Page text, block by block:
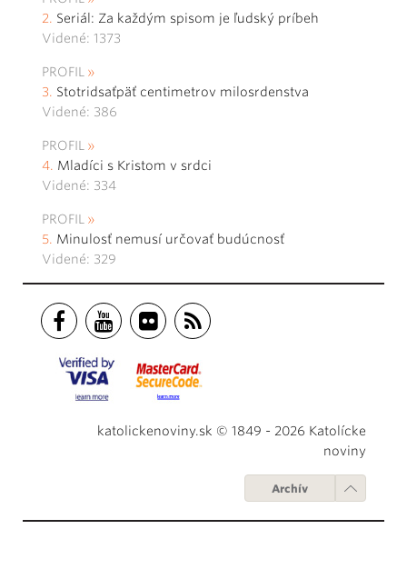
Seriál: Za každým spisom je ľudský príbeh
Videné: 1373
PROFIL
Stotridsaťpäť centimetrov milosrdenstva
Videné: 386
PROFIL
Mladíci s Kristom v srdci
Videné: 334
PROFIL
Minulosť nemusí určovať budúcnosť
Videné: 329
katolickenoviny.sk © 1849 - 2026 Katolícke
noviny
Archív